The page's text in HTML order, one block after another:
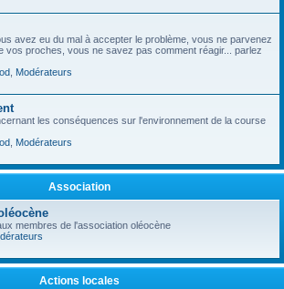
avez eu du mal à accepter le problème, vous ne parvenez
vos proches, vous ne savez pas comment réagir... parlez
Modérateurs
les conséquences sur l'environnement de la course
Modérateurs
Association
membres de l'association oléocène
Actions locales